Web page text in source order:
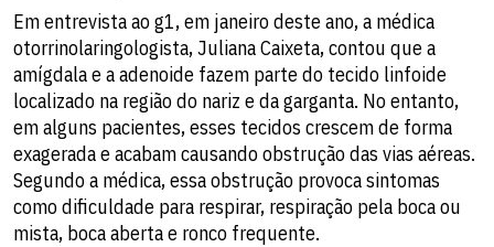
Em entrevista ao g1, em janeiro deste ano, a médica
otorrinolaringologista, Juliana Caixeta, contou que a
amígdala e a adenoide fazem parte do tecido linfoide
localizado na região do nariz e da garganta. No entanto,
em alguns pacientes, esses tecidos crescem de forma
exagerada e acabam causando obstrução das vias aéreas.
Segundo a médica, essa obstrução provoca sintomas
como dificuldade para respirar, respiração pela boca ou
mista, boca aberta e ronco frequente.